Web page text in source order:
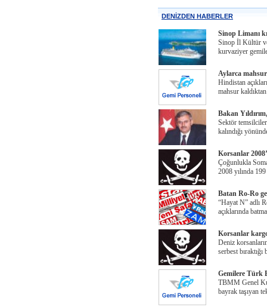
DENİZDEN HABERLER
Sinop Limanı
Sinop İl Kültür
kurvaziyer
Aylarca
Hindistan
mahsur
Bakan
Sektör
kalındığı
Korsanlar
Çoğunlukla
2008 yılında
Batan Ro-Ro
“Hayat N” adlı
açıklarında
Korsanlar
Deniz
serbest
Gemilere Türk
TBMM Genel
bayrak taşıyan